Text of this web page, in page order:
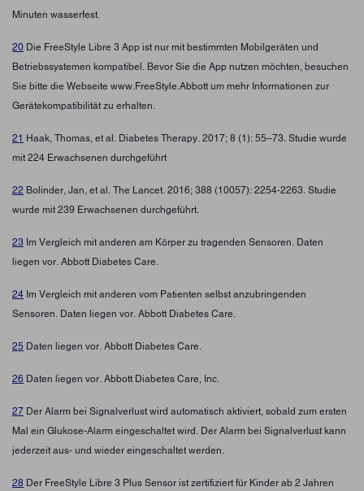
Minuten wasserfest.
20 Die FreeStyle Libre 3 App ist nur mit bestimmten Mobilgeräten und
Betriebssystemen kompatibel. Bevor Sie die App nutzen möchten, besuchen
Sie bitte die Webseite www.FreeStyle.Abbott um mehr Informationen zur
Gerätekompatibilität zu erhalten.
21 Haak, Thomas, et al. Diabetes Therapy. 2017; 8 (1): 55–73. Studie wurde
mit 224 Erwachsenen durchgeführt
22 Bolinder, Jan, et al. The Lancet. 2016; 388 (10057): 2254-2263. Studie
wurde mit 239 Erwachsenen durchgeführt.
23 Im Vergleich mit anderen am Körper zu tragenden Sensoren. Daten
liegen vor. Abbott Diabetes Care.
24 Im Vergleich mit anderen vom Patienten selbst anzubringenden
Sensoren. Daten liegen vor. Abbott Diabetes Care.
25 Daten liegen vor. Abbott Diabetes Care.
26 Daten liegen vor. Abbott Diabetes Care, Inc.
27 Der Alarm bei Signalverlust wird automatisch aktiviert, sobald zum ersten
Mal ein Glukose-Alarm eingeschaltet wird. Der Alarm bei Signalverlust kann
jederzeit aus- und wieder eingeschaltet werden.
28 Der FreeStyle Libre 3 Plus Sensor ist zertifiziert für Kinder ab 2 Jahren